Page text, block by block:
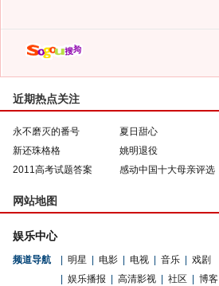
近期热点关注
永不磨灭的番号 夏日甜心
新还珠格格
姚明退役
2011高考试题答案
感动中国十大母亲评选
网站地图
娱乐中心
频道导航 明星 电影 电视 音乐
戏剧
娱乐播报 高清影视 社区 博客